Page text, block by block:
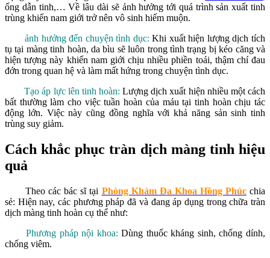
ống dẫn tinh,… Về lâu dài sẽ ảnh hưởng tới quá trình sản xuất tinh
trùng khiến nam giới trở nên vô sinh hiếm muộn.
ảnh hưởng đến chuyện tình dục: Khi xuất hiện lượng dịch tích
tụ tại màng tinh hoàn, da bìu sẽ luôn trong tình trạng bị kéo căng và
hiện tượng này khiến nam giới chịu nhiều phiền toái, thậm chí đau
đớn trong quan hệ và làm mất hứng trong chuyện tình dục.
Tạo áp lực lên tinh hoàn: Lượng dịch xuất hiện nhiều một cách
bất thường làm cho việc tuần hoàn của máu tại tinh hoàn chịu tác
động lớn. Việc này cũng đồng nghĩa với khả năng sản sinh tinh
trùng suy giảm.
Cách khắc phục tràn dịch màng tinh hiệu
quả
Theo các bác sĩ tại Phòng Khám Đa Khoa Hồng Phúcchia
sẻ: Hiện nay, các phương pháp đã và đang áp dụng trong chữa tràn
dịch màng tinh hoàn cụ thể như:
Phương pháp nội khoa:Dùng thuốc kháng sinh, chống dính,
chống viêm.